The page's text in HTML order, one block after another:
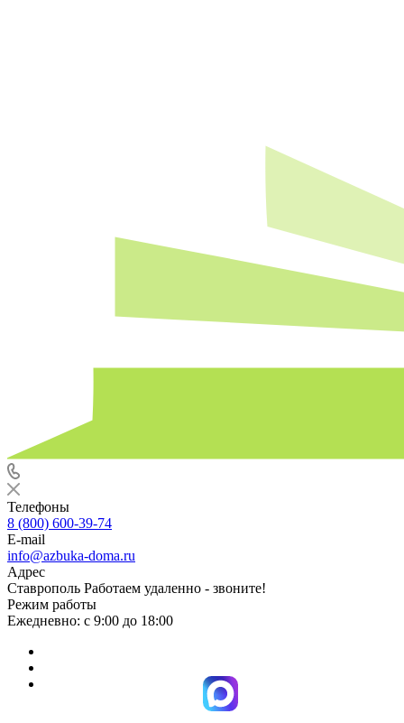
Телефоны
8 (800) 600-39-74
E-mail
info@azbuka-doma.ru
Адрес
Ставрополь Работаем удаленно - звоните!
Режим работы
Ежедневно: с 9:00 до 18:00